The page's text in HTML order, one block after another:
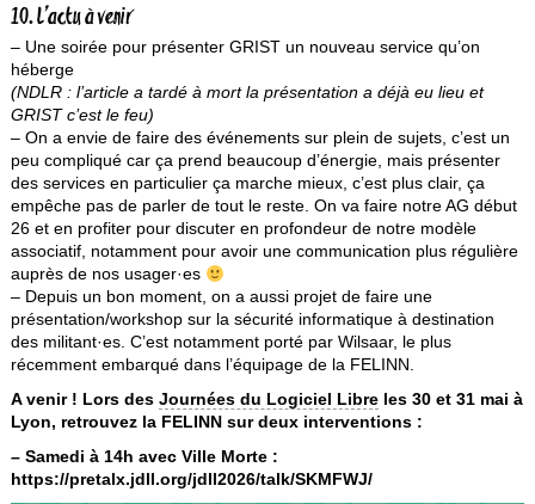
10. L’actu à venir
– Une soirée pour présenter GRIST un nouveau service qu’on
héberge
(NDLR : l’article a tardé à mort la présentation a déjà eu lieu et
GRIST c’est le feu)
– On a envie de faire des événements sur plein de sujets, c’est un
peu compliqué car ça prend beaucoup d’énergie, mais présenter
des services en particulier ça marche mieux, c’est plus clair, ça
empêche pas de parler de tout le reste. On va faire notre AG début
26 et en profiter pour discuter en profondeur de notre modèle
associatif, notamment pour avoir une communication plus régulière
auprès de nos usager·es
– Depuis un bon moment, on a aussi projet de faire une
présentation/workshop sur la sécurité informatique à destination
des militant·es. C’est notamment porté par Wilsaar, le plus
récemment embarqué dans l’équipage de la FELINN.
A venir ! Lors des Journées du Logiciel Libreles 30 et 31 mai à
Lyon, retrouvez la FELINN sur deux interventions :
– Samedi à 14h avec Ville Morte :
https://pretalx.jdll.org/jdll2026/talk/SKMFWJ/